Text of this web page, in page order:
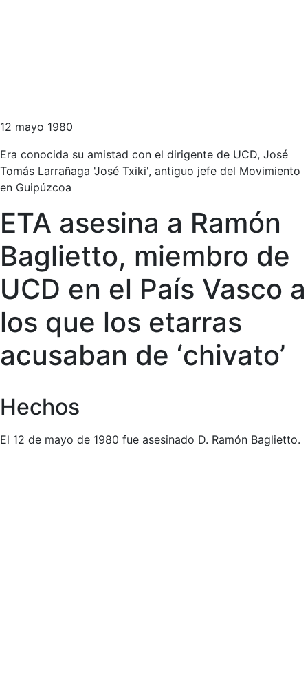
12 mayo 1980
Era conocida su amistad con el dirigente de UCD, José
Tomás Larrañaga 'José Txiki', antiguo jefe del Movimiento
en Guipúzcoa
ETA asesina a Ramón
Baglietto, miembro de
UCD en el País Vasco a
los que los etarras
acusaban de ‘chivato’
Hechos
El 12 de mayo de 1980 fue asesinado D. Ramón Baglietto.